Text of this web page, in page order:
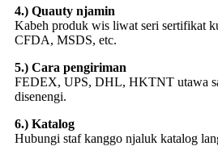
4.) Quauty njamin
Kabeh produk wis liwat seri sertifikat
CFDA, MSDS, etc.
5.) Cara pengiriman
FEDEX, UPS, DHL, HKTNT utawa
disenengi.
6.) Katalog
Hubungi staf kanggo njaluk katalog